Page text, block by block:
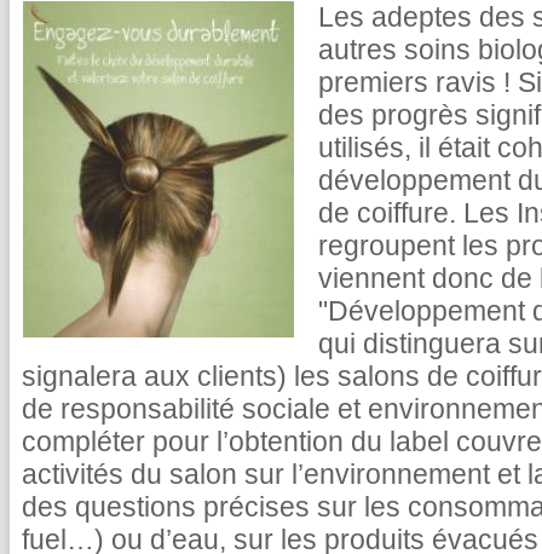
Les adeptes des
autres soins
premiers ravis !
des progrès
utilisés, il était
développement
de coiffure. Les
regroupent les
viennent donc
"Développement
qui distinguera
signalera aux clients) les salons de
de responsabilité sociale et
compléter pour l’obtention du label
activités du salon sur l’environnement et
des questions précises sur les
fuel…) ou d’eau, sur les produits évacués